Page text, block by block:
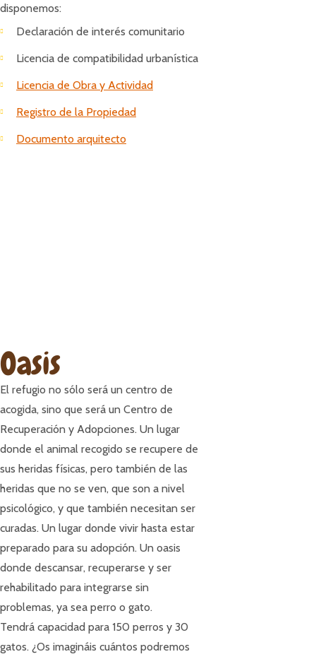
disponemos:
Declaración de interés comunitario
Licencia de compatibilidad urbanística
Licencia de Obra y Actividad
Registro de la Propiedad
Documento arquitecto
Oasis
El refugio no sólo será un centro de
acogida, sino que será un Centro de
Recuperación y Adopciones. Un lugar
donde el animal recogido se recupere de
sus heridas físicas, pero también de las
heridas que no se ven, que son a nivel
psicológico, y que también necesitan ser
curadas. Un lugar donde vivir hasta estar
preparado para su adopción. Un oasis
donde descansar, recuperarse y ser
rehabilitado para integrarse sin
problemas, ya sea perro o gato.
Tendrá capacidad para 150 perros y 30
gatos. ¿Os imagináis cuántos podremos